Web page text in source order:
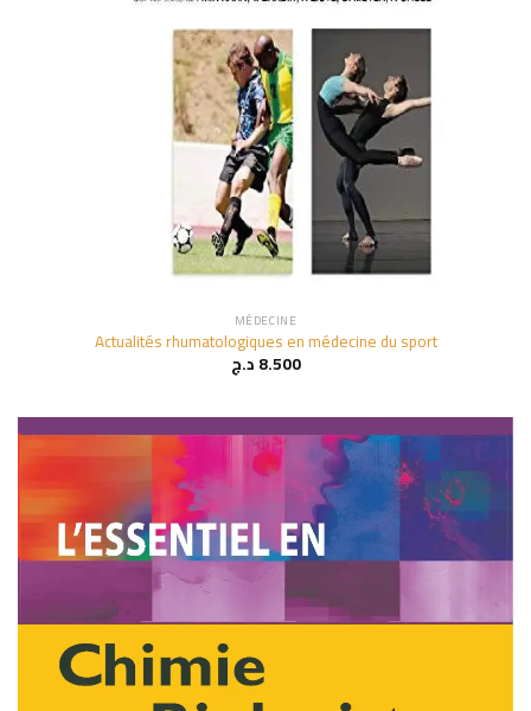
MÉDECINE
Actualités rhumatologiques en médecine du sport
8.500د.ج